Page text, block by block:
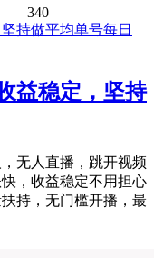
340
益稳定，坚持
无人直播，跳开视频
，收益稳定不用担心
持，无门槛开播，最